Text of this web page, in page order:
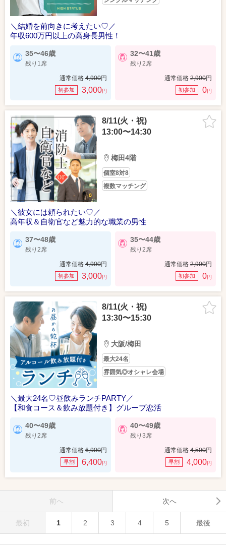
＼結婚を前向きに考えたい♡／
年収600万円以上の高身長男性！
35〜46歳
残り1席
通常価格 4,900円
初参加 3,000円
32〜41歳
残り2席
通常価格 2,900円
初参加 0円
8/11(火・祝)
13:00〜14:30
梅田4階
個室8対8
複数マッチング
＼彼女には頼られたい♡／
高年収＆自衛官など魅力的な職業の男性
37〜48歳
残り2席
通常価格 4,900円
初参加 3,000円
35〜44歳
残り2席
通常価格 2,900円
初参加 0円
8/11(火・祝)
13:30〜15:30
大阪/梅田
最大24名
雰囲気◎オシャレ会場
＼最大24名♡昼飲みランチPARTY／
【和食コース＆飲み放題付き】グループ恋活
40〜49歳
残り2席
通常価格 6,900円
早割 6,400円
40〜49歳
残り3席
通常価格 4,500円
早割 4,000円
前へ 次へ
最初 1 2 3 4 5 最後